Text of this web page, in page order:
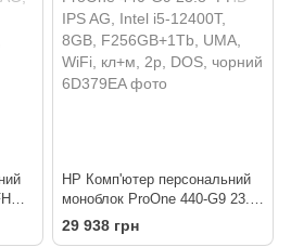
HP Комп'ютер персональний
моноблок ProOne 440-G9 23.8"
FHD IPS AG, Intel i5-12400T,
8GB, F256GB+1Tb, UMA,
29 938 грн